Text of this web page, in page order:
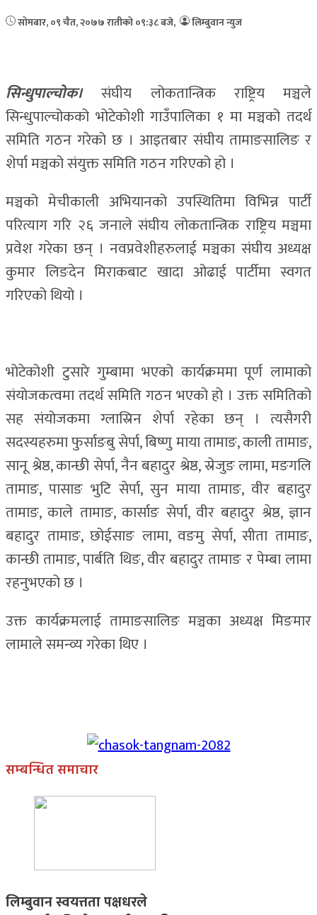
सोमबार, ०९ चैत, २०७७रातीको ०९:३८ बजे, लिम्बुवान न्युज
सिन्धुपाल्चोक।
संघीय लोकतान्त्रिक राष्ट्रिय मञ्चले
सिन्धुपाल्चोकको भोटेकोशी गाउँपालिका १ मा मञ्चको तदर्थ
समिति गठन गरेको छ । आइतबार संघीय तामाङसालिङ र
शेर्पा मञ्चको संयुक्त समिति गठन गरिएको हो ।
मञ्चको मेचीकाली अभियानको उपस्थितिमा विभिन्न पार्टी
परित्याग गरि २६ जनाले संघीय लोकतान्त्रिक राष्ट्रिय मञ्चमा
प्रवेश गरेका छन् । नवप्रवेशीहरुलाई मञ्चका संघीय अध्यक्ष
कुमार लिङदेन मिराकबाट खादा ओढाई पार्टीमा स्वगत
गरिएको थियो ।
भोटेकोशी टुसारे गुम्बामा भएको कार्यक्रममा पूर्ण लामाको
संयोजकत्वमा तदर्थ समिति गठन भएको हो । उक्त समितिको
सह संयोजकमा ग्लास्रिन शेर्पा रहेका छन् । त्यसैगरी
सदस्यहरुमा फुर्साङबु सेर्पा, बिष्णु माया तामाङ, काली तामाङ,
सानू श्रेष्ठ, कान्छी सेर्पा, नैन बहादुर श्रेष्ठ, स्रेजुङ लामा, मङगलि
तामाङ, पासाङ भुटि सेर्पा, सुन माया तामाङ, वीर बहादुर
तामाङ, काले तामाङ, कार्साङ सेर्पा, वीर बहादुर श्रेष्ठ, ज्ञान
बहादुर तामाङ, छोईसाङ लामा, वङमु सेर्पा, सीता तामाङ,
कान्छी तामाङ, पार्बति थिङ, वीर बहादुर तामाङ र पेम्बा लामा
रहनुभएको छ ।
उक्त कार्यक्रमलाई तामाङसालिङ मञ्चका अध्यक्ष मिङमार
लामाले समन्व्य गरेका थिए ।
सम्बन्धित समाचार
लिम्बुवान स्वयत्तता पक्षधरले